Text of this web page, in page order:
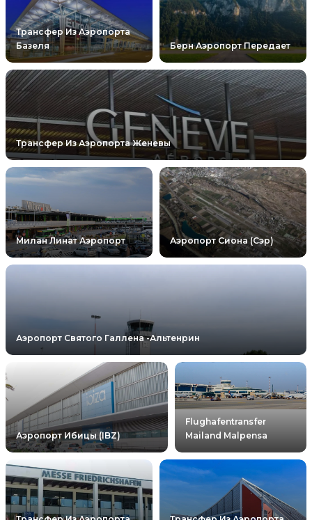
Трансфер Из Аэропорта
Базеля
Берн Аэропорт Передает
Трансфер Из Аэропорта Женевы
Милан Линат Аэропорт Аэропорт Сиона (сэр)
Аэропорт Святого Галлена -Альтенрин
Аэропорт Ибицы (IBZ)
Flughafentransfer
Mailand Malpensa